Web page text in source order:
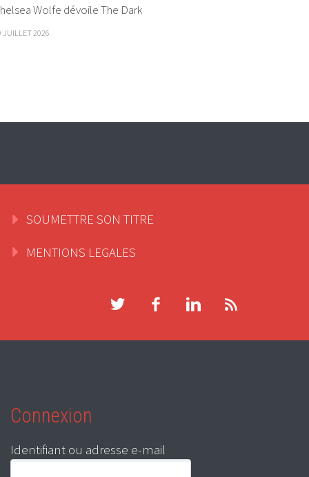
Wolfe dévoile The Dark
JUILLET 2026
SOUMETTRE SON TITRE
MENTIONS LEGALES
Connexion
Identifiant ou adresse e-mail